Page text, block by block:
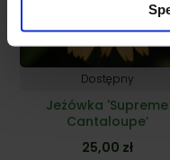
Dostępny
Jeżówka 'Supreme
Cantaloupe’
25,00 zł